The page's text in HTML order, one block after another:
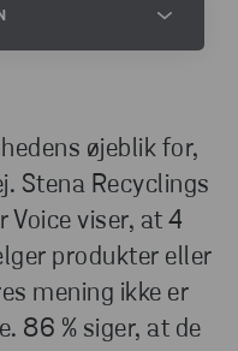
øjeblik for,
Stena Recyclings
Voice viser, at 4
produkter eller
mening ikke er
86 % siger, at de